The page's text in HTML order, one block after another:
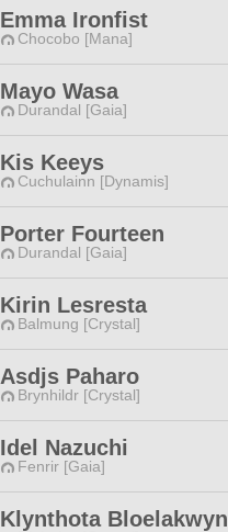
Emma Ironfist
Chocobo [Mana]
Mayo Wasa
Durandal [Gaia]
Kis Keeys
Cuchulainn [Dynamis]
Porter Fourteen
Durandal [Gaia]
Kirin Lesresta
Balmung [Crystal]
Asdjs Paharo
Brynhildr [Crystal]
Idel Nazuchi
Fenrir [Gaia]
Klynthota Bloelakwyn